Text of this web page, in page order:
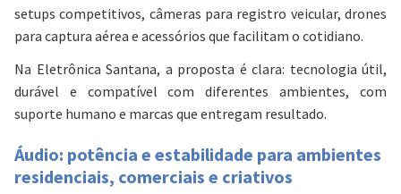
setups competitivos, câmeras para registro veicular, drones
para captura aérea e acessórios que facilitam o cotidiano.
Na Eletrônica Santana, a proposta é clara: tecnologia útil,
durável e compatível com diferentes ambientes, com
suporte humano e marcas que entregam resultado.
Áudio: potência e estabilidade para ambientes
residenciais, comerciais e criativos